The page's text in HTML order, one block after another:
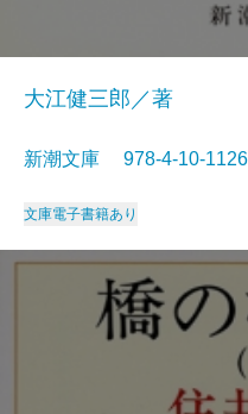
大江健三郎／著
新潮文庫 978-4-10-
文庫電子書籍あり